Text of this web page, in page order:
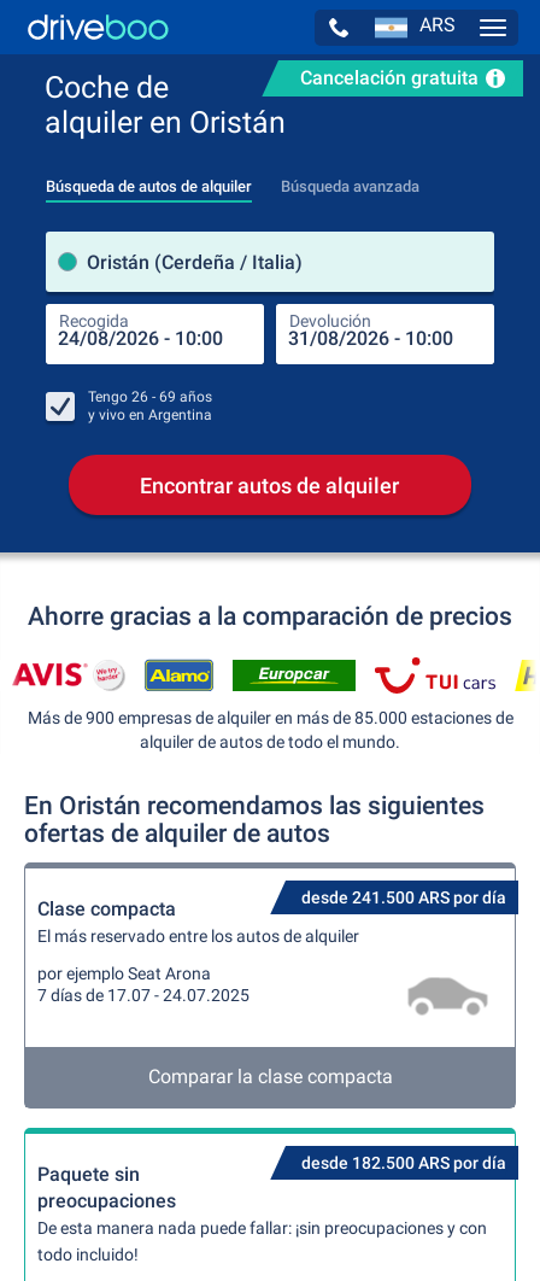
ARS
Cancelación gratuita
Coche de
alquiler en Oristán
Búsqueda de autos de alquiler Búsqueda avanzada
Oristán (Cerdeña / Italia)
Recogida Devolución
Tengo 26 - 69 años
y vivo en Argentina
Encontrar autos de alquiler
Ahorre gracias a la comparación de precios
Más de 900 empresas de alquiler en más de 85.000 estaciones de
alquiler de autos de todo el mundo.
En Oristán recomendamos las siguientes
ofertas de alquiler de autos
desde 241.500 ARS por día
Clase compacta
El más reservado entre los autos de alquiler
por ejemplo Seat Arona
7 días de 17.07 - 24.07.2025
Comparar la clase compacta
desde 182.500 ARS por día
Paquete sin
preocupaciones
De esta manera nada puede fallar: ¡sin preocupaciones y con
todo incluido!